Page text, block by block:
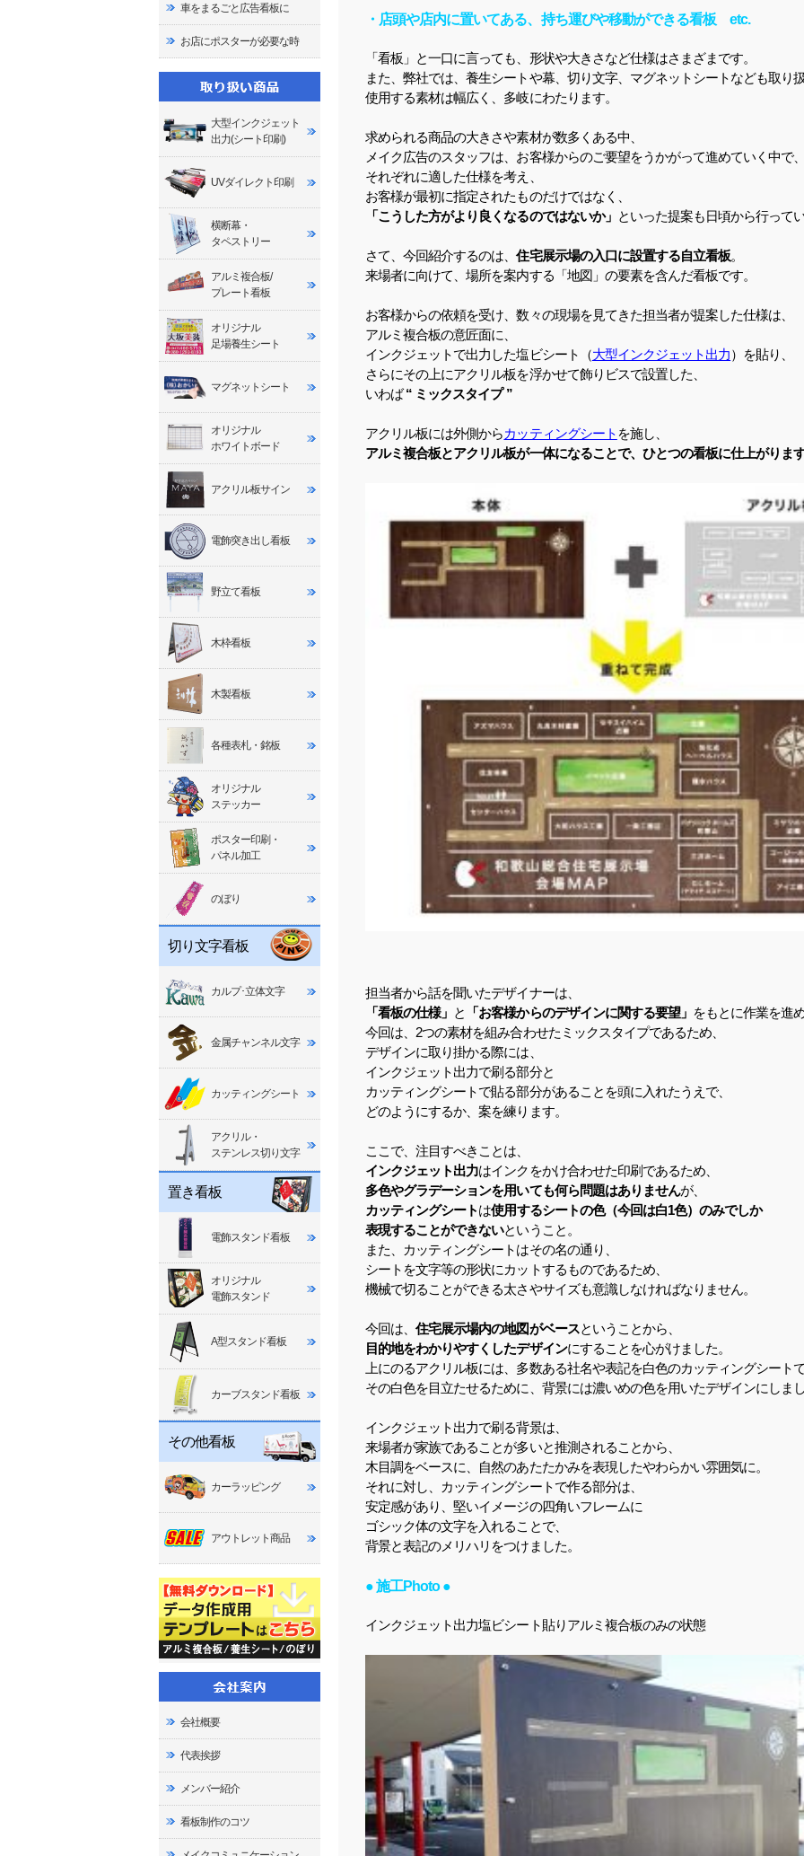
・店頭や店内に置いてある、持ち運びや移動ができる看板 etc.
「看板」と一口に言っても、形状や大きさなど仕様はさまざまです。
また、弊社では、養生シートや幕、切り文字、マグネットシートなども取り
使用する素材は幅広く、多岐にわたります。
求められる商品の大きさや素材が数多くある中、
メイク広告のスタッフは、お客様からのご要望をうかがって進めていく中で
それぞれに適した仕様を考え、
お客様が最初に指定されたものだけではなく、
「こうした方がより良くなるのではないか」 といった提案も日頃から行って
さて、今回紹介するのは、住宅展示場の入口に設置する自立看板。
来場者に向けて、場所を案内する「地図」の要素を含んだ看板です。
お客様からの依頼を受け、数々の現場を見てきた担当者が提案した仕様は、
アルミ複合板の意匠面に、
インクジェットで出力した塩ビシート（大型インクジェット出力）を貼り、
さらにその上にアクリル板を浮かせて飾りビスで設置した、
いわば“ ミックスタイプ ”
アクリル板には外側からカッティングシート を施し、
アルミ複合板とアクリル板が一体になることで、ひとつの看板に仕上がりま
担当者から話を聞いたデザイナーは、
「看板の仕様」 と 「お客様からのデザインに関する要望」 をもとに作業を進
今回は、2つの素材を組み合わせたミックスタイプであるため、
デザインに取り掛かる際には、
インクジェット出力で刷る部分と
カッティングシートで貼る部分があることを頭に入れたうえで、
どのようにするか、案を練ります。
ここで、注目すべきことは、
インクジェット出力はインクをかけ合わせた印刷であるため、
多色やグラデーションを用いても何ら問題はありませんが、
カッティングシートは使用するシートの色（今回は白1色）のみでしか
表現することができないということ。
また、カッティングシートはその名の通り、
シートを文字等の形状にカットするものであるため、
機械で切ることができる太さやサイズも意識しなければなりません。
今回は、住宅展示場内の地図がベースということから、
目的地をわかりやすくしたデザインにすることを心がけました。
上にのるアクリル板には、多数ある社名や表記を白色のカッティングシート
その白色を目立たせるために、背景には濃いめの色を用いたデザインにしま
インクジェット出力で刷る背景は、
来場者が家族であることが多いと推測されることから、
木目調をベースに、自然のあたたかみを表現したやわらかい雰囲気に。
それに対し、カッティングシートで作る部分は、
安定感があり、堅いイメージの四角いフレームに
ゴシック体の文字を入れることで、
背景と表記のメリハリをつけました。
● 施工Photo ●
インクジェット出力塩ビシート貼りアルミ複合板のみの状態
車をまるごと広告看板に
お店にポスターが必要な時
大型インクジェット
出力(シート印刷)
UVダイレクト印刷
横断幕・
タペストリー
アルミ複合板/
プレート看板
オリジナル
足場養生シート
マグネットシート
オリジナル
ホワイトボード
アクリル板サイン
電飾突き出し看板
野立て看板
木枠看板
木製看板
各種表札・銘板
オリジナル
ステッカー
ポスター印刷・
パネル加工
のぼり
切り文字看板
カルプ･立体文字
金属チャンネル文字
カッティングシート
アクリル・
ステンレス切り文字
置き看板
電飾スタンド看板
オリジナル
電飾スタンド
A型スタンド看板
カーブスタンド看板
その他看板
カーラッピング
アウトレット商品
会社概要
代表挨拶
メンバー紹介
看板制作のコツ